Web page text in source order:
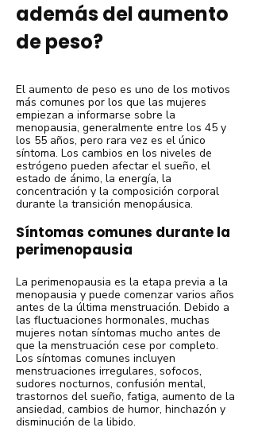
además del aumento
de peso?
El aumento de peso es uno de los motivos
más comunes por los que las mujeres
empiezan a informarse sobre la
menopausia, generalmente entre los 45 y
los 55 años, pero rara vez es el único
síntoma. Los cambios en los niveles de
estrógeno pueden afectar el sueño, el
estado de ánimo, la energía, la
concentración y la composición corporal
durante la transición menopáusica.
Síntomas comunes durante la
perimenopausia
La perimenopausia es la etapa previa a la
menopausia y puede comenzar varios años
antes de la última menstruación. Debido a
las fluctuaciones hormonales, muchas
mujeres notan síntomas mucho antes de
que la menstruación cese por completo.
Los síntomas comunes incluyen
menstruaciones irregulares, sofocos,
sudores nocturnos, confusión mental,
trastornos del sueño, fatiga, aumento de la
ansiedad, cambios de humor, hinchazón y
disminución de la libido.